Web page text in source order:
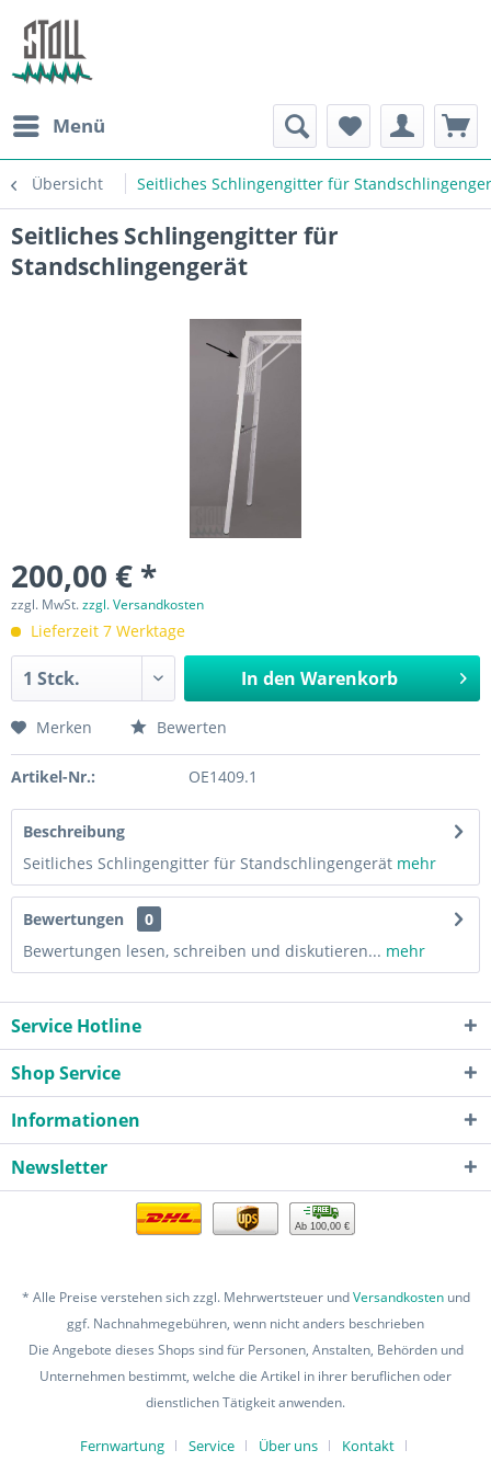
Menü
Übersicht Seitliches Schlingengitter für
Seitliches Schlingengitter für
Standschlingengerät
200,00 € *
zzgl. MwSt.zzgl. Versandkosten
Lieferzeit 7 Werktage
In den Warenkorb
Merken Bewerten
Artikel-Nr.: OE1409.1
Beschreibung
Seitliches Schlingengitter für Standschlingengerät mehr
Bewertungen
0
Bewertungen lesen, schreiben und diskutieren... mehr
Service Hotline
Shop Service
Informationen
Newsletter
Ab 100,00 €
* Alle Preise verstehen sich zzgl. Mehrwertsteuer undVersandkostenund
ggf. Nachnahmegebühren, wenn nicht anders beschrieben
Die Angebote dieses Shops sind für Personen, Anstalten, Behörden und
Unternehmen bestimmt, welche die Artikel in ihrer beruflichen oder
dienstlichen Tätigkeit anwenden.
Fernwartung Service Über uns Kontakt